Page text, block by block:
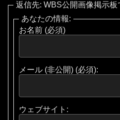
返信先: WBS公開画像掲示
あなたの情報:
お名前 (必須)
メール (非公開) (必須):
ウェブサイト: